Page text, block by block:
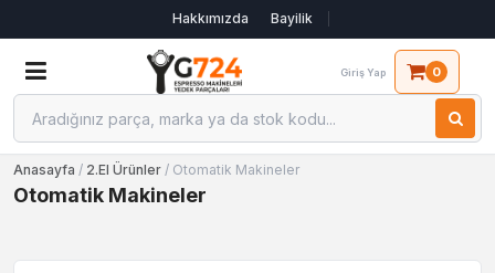
Hakkımızda Bayilik
Giriş Yap 0
Anasayfa / 2.El Ürünler / Otomatik Makineler
Otomatik Makineler